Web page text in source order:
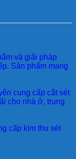
và giải pháp
Sản phẩm mang
cung cấp cắt sét
cho nhà ở, trung
cấp kim thu sét